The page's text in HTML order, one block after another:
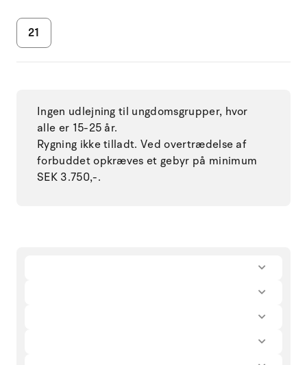
21
Ingen udlejning til ungdomsgrupper, hvor
alle er 15-25 år.
Rygning ikke tilladt. Ved overtrædelse af
forbuddet opkræves et gebyr på minimum
SEK 3.750,-.